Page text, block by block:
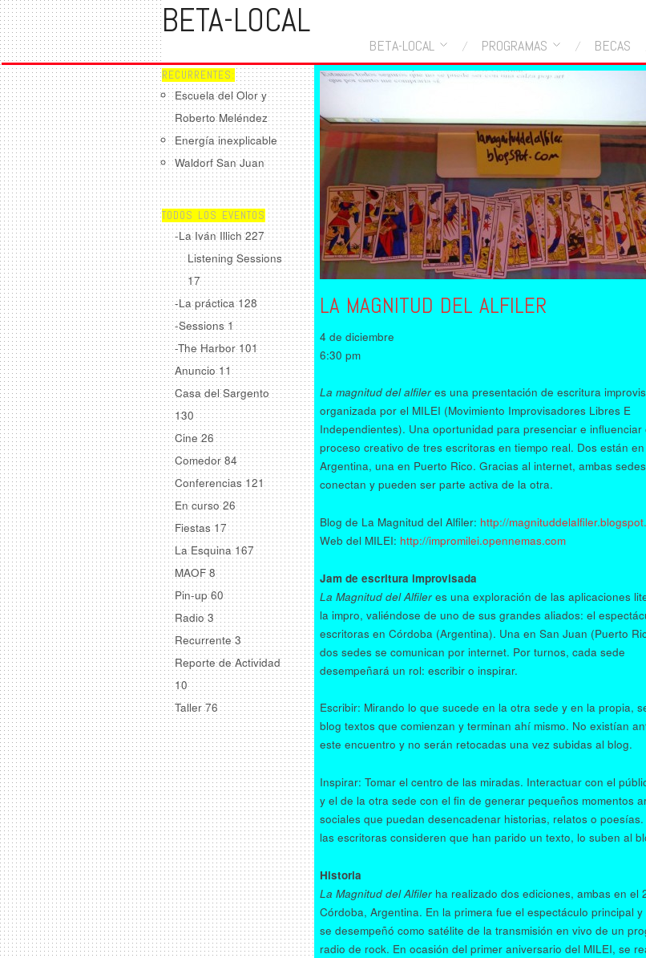
BETA-LOCAL
BETA-LOCAL PROGRAMAS BECAS
RECURRENTES:
Escuela del Olor y
Roberto Meléndez
Energía inexplicable
Waldorf San Juan
TODOS LOS EVENTOS
-La Iván Illich227
Listening Sessions
17
-La práctica128
-Sessions 1
-The Harbor101
Anuncio11
Casa del Sargento
130
Cine26
Comedor 84
Conferencias121
En curso26
Fiestas17
La Esquina167
MAOF8
Pin-up60
Radio3
Recurrente3
Reporte de Actividad
10
Taller76
LA MAGNITUD DEL ALFILER
4 de diciembre
6:30 pm
La magnitud del alfileres una presentación de escritura
organizada por el MILEI (Movimiento Improvisadores Libres E
Independientes). Una oportunidad para presenciar e influenciar
proceso creativo de tres escritoras en tiempo real. Dos están en
Argentina, una en Puerto Rico. Gracias al internet, ambas
conectan y pueden ser parte activa de la otra.
Blog de La Magnitud del Alfiler: http://
Web del MILEI: http://impromilei.opennemas.com
Jam de escritura improvisada
La Magnitud del Alfileres una exploración de las aplicaciones
la impro, valiéndose de uno de sus grandes aliados: el
escritoras en Córdoba (Argentina). Una en San Juan (Puerto
dos sedes se comunican por internet. Por turnos, cada sede
desempeñará un rol: escribir o inspirar.
Escribir: Mirando lo que sucede en la otra sede y en la propia,
blog textos que comienzan y terminan ahí mismo. No existían
este encuentro y no serán retocadas una vez subidas al blog.
Inspirar: Tomar el centro de las miradas. Interactuar con el
y el de la otra sede con el fin de generar pequeños momentos
sociales que puedan desencadenar historias, relatos o
las escritoras consideren que han parido un texto, lo suben al
Historia
La Magnitud del Alfilerha realizado dos ediciones, ambas en el
Córdoba, Argentina. En la primera fue el espectáculo principal
se desempeñó como satélite de la transmisión en vivo de un
radio de rock. En ocasión del primer aniversario del MILEI, se